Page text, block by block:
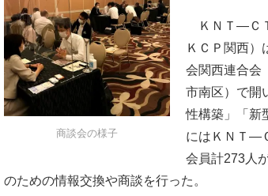
商談会の様子
ＫＮＴ―ＣＴ
ＫＣＰ関西
会関西連合会
市南区）で開
性構築」「新
にはＫＮＴ―
会員計273人
のための情報交換や商談を行った。